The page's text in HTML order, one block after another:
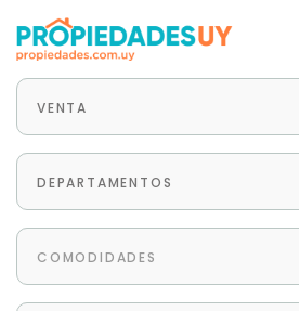
VENTA
DEPARTAMENTOS
COMODIDADES